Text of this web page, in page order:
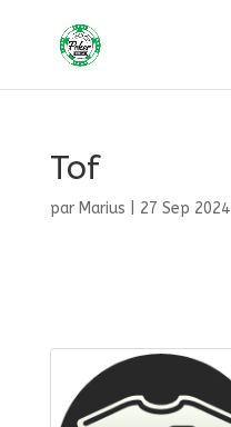
Tof
par Marius 27 Sep 2024